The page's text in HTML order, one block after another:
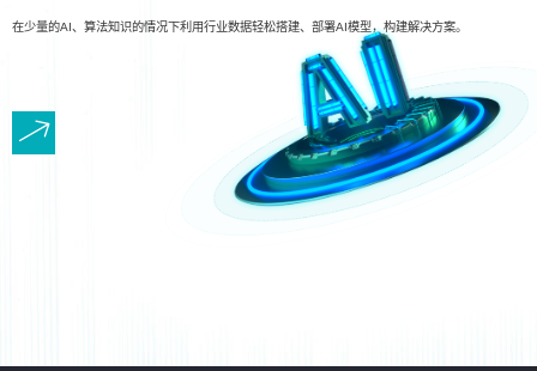
在少量的AI、算法知识的情况下利用行业数据轻松搭建、部署AI模型，构建解决方案。